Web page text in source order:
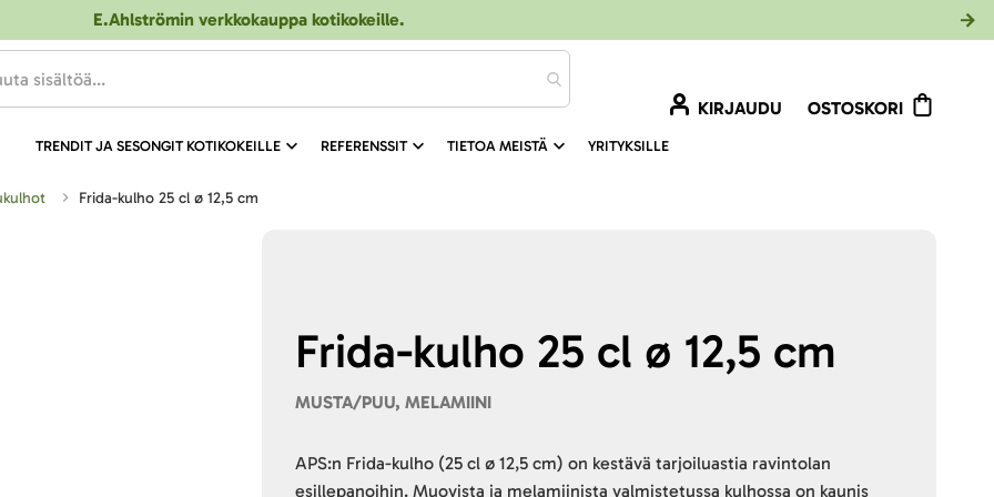
E.Ahlströmin verkkokauppa kotikokeille.
KIRJAUDU
OSTOSKORI
TRENDIT JA SESONGIT KOTIKOKEILLE REFERENSSIT TIETOA MEISTÄ YRITYKSILLE
Frida-kulho 25 cl ø 12,5 cm
Frida-kulho 25 cl ø 12,5 cm
MUSTA/PUU, MELAMIINI
APS:n Frida-kulho (25 cl ø 12,5 cm) on kestävä tarjoiluastia ravintolan
esillepanoihin. Muovista ja melamiinista valmistetussa kulhossa on kaunis